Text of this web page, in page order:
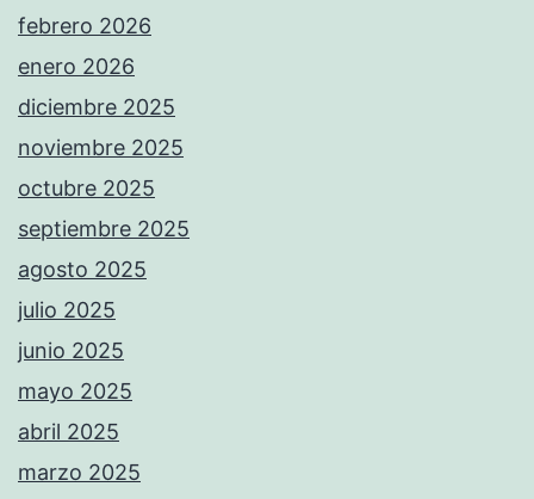
febrero 2026
enero 2026
diciembre 2025
noviembre 2025
octubre 2025
septiembre 2025
agosto 2025
julio 2025
junio 2025
mayo 2025
abril 2025
marzo 2025